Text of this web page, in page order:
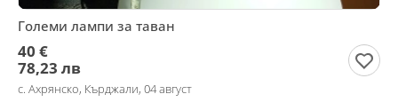
Големи лампи за таван
40 €
78,23 лв
с. Ахрянско, Кърджали, 04 август